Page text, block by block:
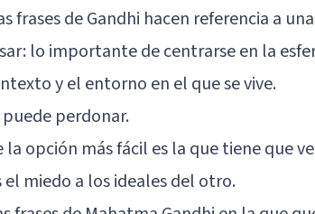
frases de Gandhi hacen referencia a
lo importante de centrarse en la
y el entorno en el que se vive.
perdonar.
la opción más fácil es la que tiene que
el miedo a los ideales del otro.